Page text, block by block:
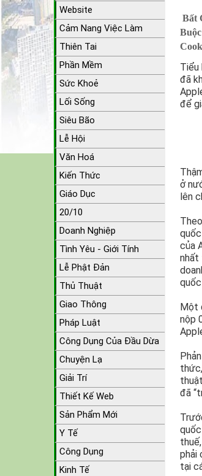
Bất
Tiểu
đã
để
ở
lên
của
nhất
Một
nộp
đã
phải
tại
Website
Cảm Nang Việc Làm
Thiên Tai
Phần Mềm
Sức Khoẻ
Lối Sống
Siêu Bão
Lễ Hội
Văn Hoá
Kiến Thức
Giáo Dục
20/10
Doanh Nghiệp
Tình Yêu - Giới Tính
Lễ Phật Đản
Thủ Thuật
Giao Thông
Pháp Luật
Công Dụng Của Đầu Dừa
Chuyện Lạ
Giải Trí
Thiết Kế Web
Sản Phẩm Mới
Y Tế
Công Dụng
Kinh Tế